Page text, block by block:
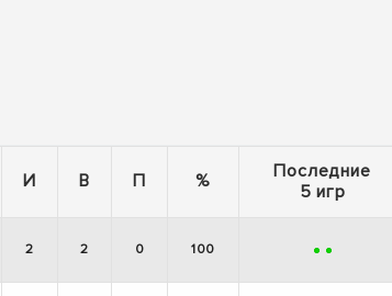
И В П %
Последние
5 игр
2 2 0 100 + +